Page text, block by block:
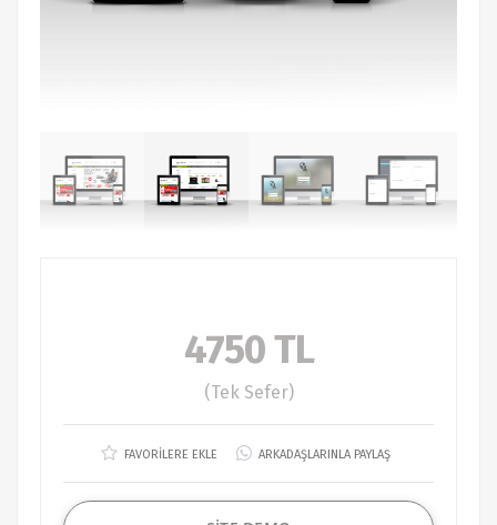
4750 TL
(Tek Sefer)
FAVORİLERE EKLE ARKADAŞLARINLA PAYLAŞ